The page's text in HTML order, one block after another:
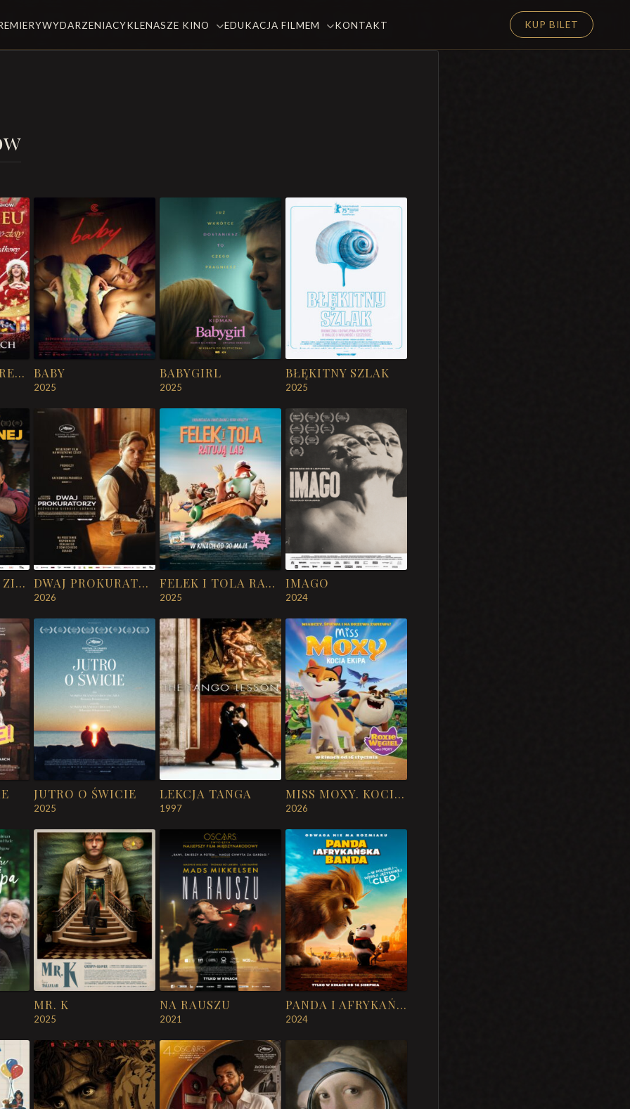
WYDARZENIACYKLENASZE KINO EDUKACJA FILMEM KONTAKT KUP BILET
ANDRÉ RIEU. SREBRNO-ZŁOTY KONCERT GWIAZDKOWY BABY
2025
BABYGIRL
2025
BŁĘKITNY SZLAK
2025
DO NIEZNANEJ ZIEMI DWAJ PROKURATORZY
2026
FELEK I TOLA RATUJĄ LAS
2025
IMAGO
2024
JUTRO O ŚWICIE
2025
LEKCJA TANGA
1997
MISS MOXY. KOCIA EKIPA
2026
MR. K
2025
NA RAUSZU
2021
PANDA I AFRYKAŃSKA BANDA
2024